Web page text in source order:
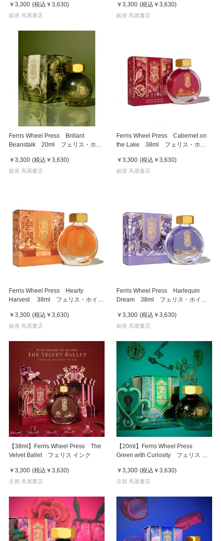
￥3,300 (税込 ￥3,630)
銀座 蔦屋書店
￥3,300 (税込 ￥3,630)
銀座 蔦屋書店
Ferris Wheel Press Brillant
Beanstalk 20ml フェリス・ホイ
￥3,300 (税込 ￥3,630)
銀座 蔦屋書店
Ferris Wheel Press Cabernet on
the Lake 38ml フェリス・ホイ
￥3,300 (税込 ￥3,630)
銀座 蔦屋書店
Ferris Wheel Press Hearty
Harvest 38ml フェリス・ホイー
￥3,300 (税込 ￥3,630)
銀座 蔦屋書店
Ferris Wheel Press Harlequin
Dream 38ml フェリス・ホイー
￥3,300 (税込 ￥3,630)
銀座 蔦屋書店
【38ml】Ferris Wheel Press The
Velvet Ballet フェリス インク
￥3,300 (税込 ￥3,630)
京都 蔦屋書店
【20ml】Ferris Wheel Press
Green with Curiosity フェリス イ
￥3,300 (税込 ￥3,630)
京都 蔦屋書店